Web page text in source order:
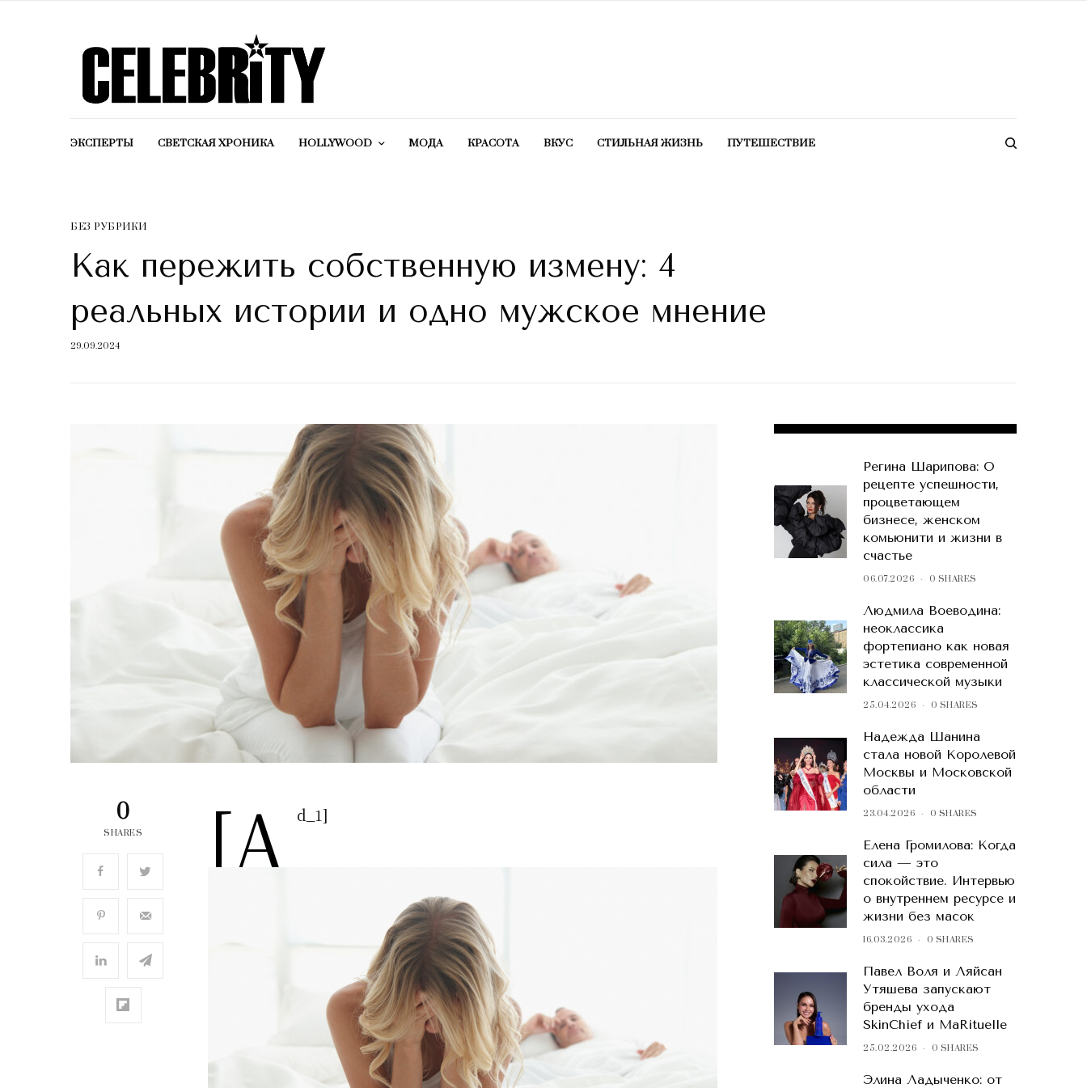
ЭКСПЕРТЫ СВЕТСКАЯ ХРОНИКА HOLLYWOOD МОДА КРАСОТA ВКУС СТИЛЬНАЯ ЖИЗНЬ ПУТЕШЕСТВИЕ
БЕЗ РУБРИКИ
Как пережить собственную измену: 4
реальных истории и одно мужское мнение
29.09.2024
0
SHARES [a d_1]
Регина Шарипова: О
рецепте успешности,
процветающем
бизнесе, женском
комьюнити и жизни в
счастье
06.07.2026 0 SHARES
Людмила Воеводина:
неоклассика
фортепиано как новая
эстетика современной
классической музыки
25.04.2026 0 SHARES
Надежда Шанина
стала новой Королевой
Москвы и Московской
области
23.04.2026 0 SHARES
Елена Громилова: Когда
сила — это
спокойствие. Интервью
о внутреннем ресурсе и
жизни без масок
16.03.2026 0 SHARES
Павел Воля и Ляйсан
Утяшева запускают
бренды ухода
SkinChief и MaRituelle
25.02.2026 0 SHARES
Элина Ладыченко: от